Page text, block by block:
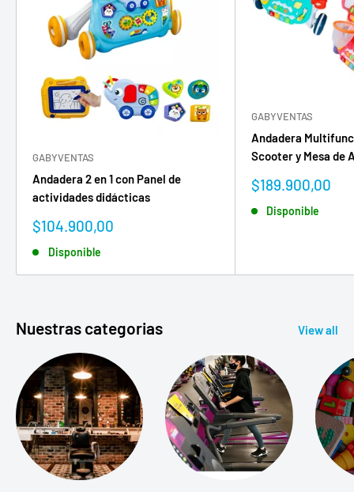
GABYVENTAS
Andadera 2 en 1 con Panel de
actividades didácticas
Precio
venta
$104.900,00
Disponible
GABYVENTAS
Andadera
Scooter y Mesa de
Precio
venta
$189.900,00
Disponible
Nuestras categorias View all